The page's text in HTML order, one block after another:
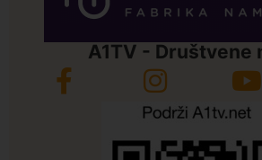
A1TV - Društvene